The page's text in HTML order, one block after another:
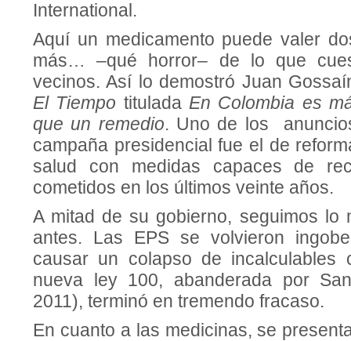
International.
Aquí un medicamento puede valer
más… –qué horror– de lo que
vecinos. Así lo demostró Juan
El Tiempo tituladaEn Colombia es
que un remedio. Uno de los
campaña presidencial fue el de
salud con medidas capaces de
cometidos en los últimos veinte años.
A mitad de su gobierno, seguimos lo
antes. Las EPS se volvieron
causar un colapso de incalculables
nueva ley 100, abanderada por
2011), terminó en tremendo fracaso.
En cuanto a las medicinas, se